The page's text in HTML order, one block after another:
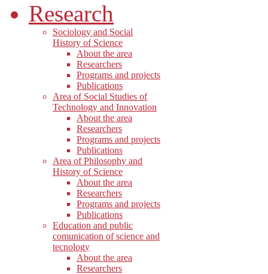
Research
Sociology and Social
History of Science
About the area
Researchers
Programs and projects
Publications
Area of Social Studies of
Technology and Innovation
About the area
Researchers
Programs and projects
Publications
Area of Philosophy and
History of Science
About the area
Researchers
Programs and projects
Publications
Education and public
comunication of science and
tecnology
About the area
Researchers